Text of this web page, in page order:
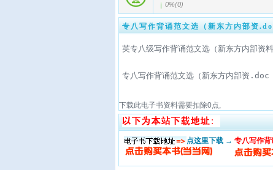
0%(0)
专八写作背诵范文选（新东方内部资
专八写作背诵范文选（新东方内部资.doc
下载此电子书资料需要扣除0点,
点这里下载 → 专八写作